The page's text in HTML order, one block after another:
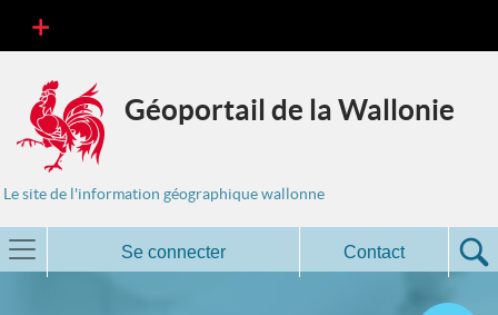
Géoportail de la Wallonie
Le site de l'information géographique wallonne
Se connecter Contact